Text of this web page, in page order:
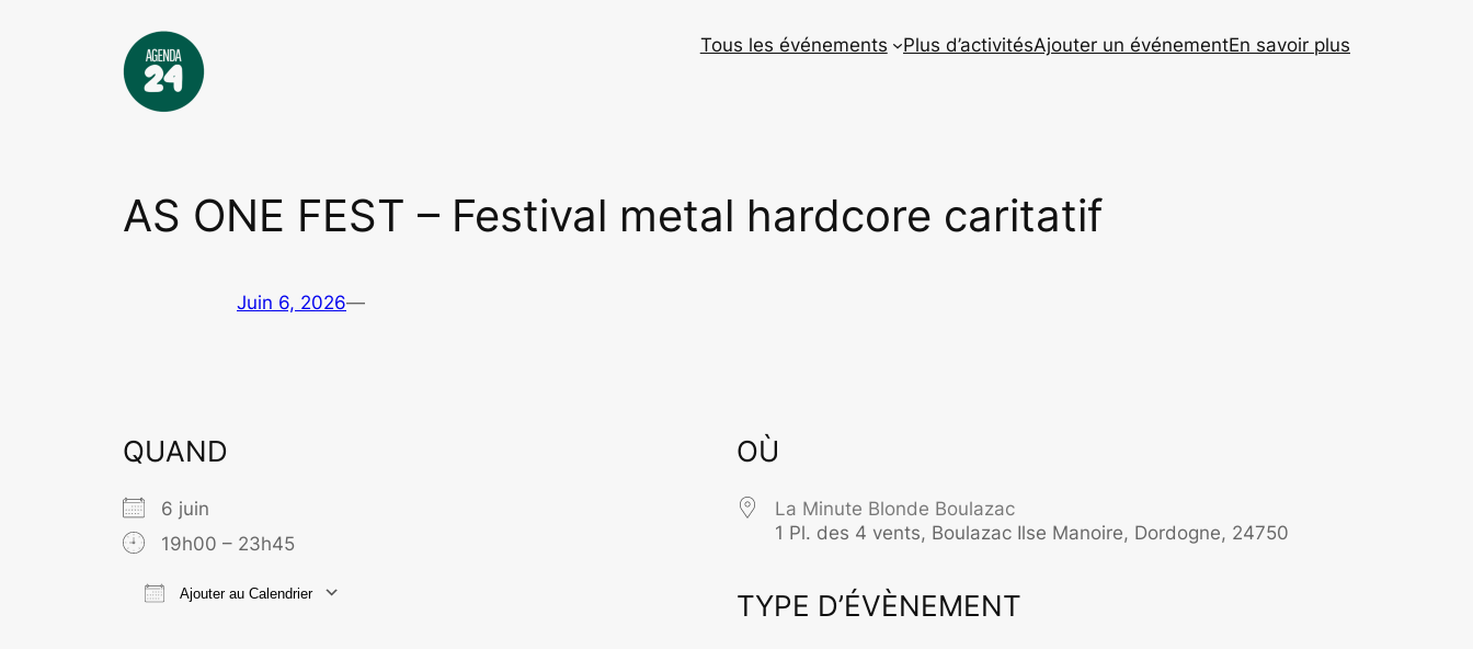
Tous les événements Plus d’activitésAjouter un événementEn savoir plus
AS ONE FEST – Festival metal hardcore caritatif
Juin 6, 2026—
QUAND
6 juin
19h00 – 23h45
Ajouter au Calendrier
OÙ
La Minute Blonde Boulazac
1 Pl. des 4 vents, Boulazac Ilse Manoire, Dordogne, 24750
TYPE D’ÉVÈNEMENT